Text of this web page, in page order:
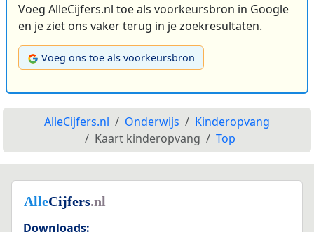
Voeg AlleCijfers.nl toe als voorkeursbron in Google
en je ziet ons vaker terug in je zoekresultaten.
Voeg ons toe als voorkeursbron
AlleCijfers.nl Onderwijs
Kinderopvang
Kaart kinderopvang
Top
Downloads: